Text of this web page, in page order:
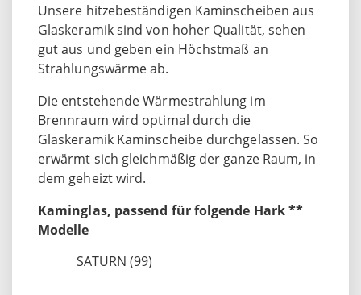
Unsere hitzebeständigen Kaminscheiben aus
Glaskeramik sind von hoher Qualität, sehen
gut aus und geben ein Höchstmaß an
Strahlungswärme ab.
Die entstehende Wärmestrahlung im
Brennraum wird optimal durch die
Glaskeramik Kaminscheibe durchgelassen. So
erwärmt sich gleichmäßig der ganze Raum, in
dem geheizt wird.
Kaminglas, passend für folgende Hark **
Modelle
SATURN (99)